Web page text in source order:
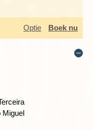
kunt eten,
monumenten. Breng
kerk Igreja Matriz de
Gonçalo Velho
bogen, genaamd
Lagoa das Furnas
Optie Boek nu
Miguel